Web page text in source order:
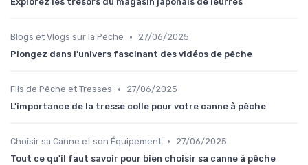
Blogs et Vlogs sur la Pêche •
27/06/2025
Plongez dans l'univers fascinant des vidéos de pêche
Fils de Pêche et Tresses •
27/06/2025
L'importance de la tresse colle pour votre canne à pêche
Choisir sa Canne et son Équipement •
27/06/2025
Tout ce qu'il faut savoir pour bien choisir sa canne à pêche